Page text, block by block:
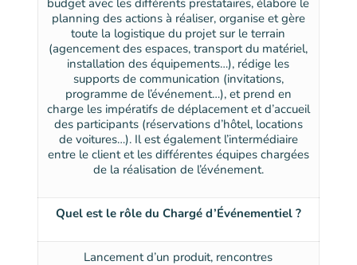
budget avec les différents prestataires, élabore le
planning des actions à réaliser, organise et gère
toute la logistique du projet sur le terrain
(agencement des espaces, transport du matériel,
installation des équipements…), rédige les
supports de communication (invitations,
programme de l’événement…), et prend en
charge les impératifs de déplacement et d’accueil
des participants (réservations d’hôtel, locations
de voitures…). Il est également l’intermédiaire
entre le client et les différentes équipes chargées
de la réalisation de l’événement.
Quel est le rôle du Chargé d’Événementiel ?
Lancement d’un produit, rencontres